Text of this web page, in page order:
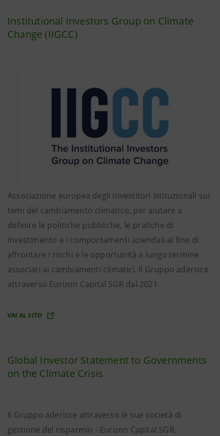
Institutional Investors Group on Climate
Change (IIGCC)
Associazione europea degli investitori istituzionali sui
temi del cambiamento climatico, per aiutare a
definire le politiche pubbliche, le pratiche di
investimento e i comportamenti aziendali al fine di
affrontare i rischi e le opportunità a lungo termine
associati ai cambiamenti climatici. Il Gruppo aderisce
attraverso Eurizon Capital SGR dal 2021.
VAI AL SITO
Global Investor Statement to Governments
on the Climate Crisis
Il Gruppo aderisce attraverso le sue società di
gestione del risparmio - Eurizon Capital SGR,